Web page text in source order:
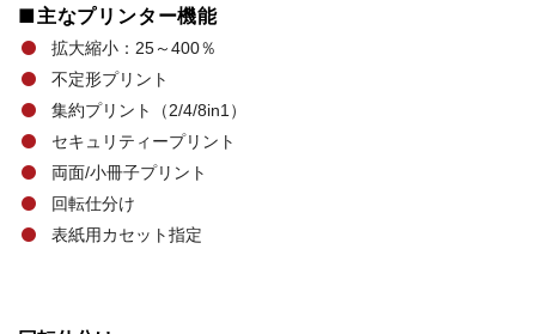
■主なプリンター機能
拡大縮小：25～400％
不定形プリント
集約プリント（2/4/8in1）
セキュリティープリント
両面/小冊子プリント
回転仕分け
表紙用カセット指定